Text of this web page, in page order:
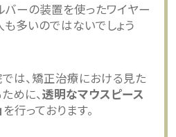
バーの装置を使ったワイヤー
多いのではないでしょう
は、矯正治療における見た
めに、透明なマウスピース
を行っております。